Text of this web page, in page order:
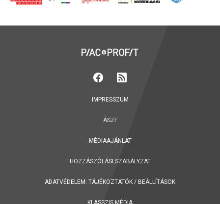
IMPRESSZUM
ÁSZF
MÉDIAAJÁNLAT
HOZZÁSZÓLÁSI SZABÁLYZAT
ADATVÉDELEM: TÁJÉKOZTATÓK / BEÁLLÍTÁSOK
KLASSZIS MÉDIA